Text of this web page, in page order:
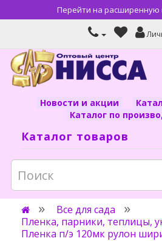
Перейти на расширенную
Новости и акции
Каталог по
Каталог товаров
Все для сада
Пленка, парники, теплицы,
Пленка п/э 120мк рулон